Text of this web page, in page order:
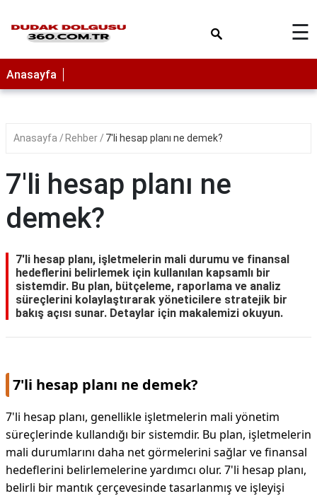
☰
Anasayfa
Anasayfa Rehber 7'li hesap planı ne demek?
7'li hesap planı ne
demek?
7'li hesap planı, işletmelerin mali durumu ve finansal
hedeflerini belirlemek için kullanılan kapsamlı bir
sistemdir. Bu plan, bütçeleme, raporlama ve analiz
süreçlerini kolaylaştırarak yöneticilere stratejik bir
bakış açısı sunar. Detaylar için makalemizi okuyun.
7'li hesap planı ne demek?
7'li hesap planı, genellikle işletmelerin mali yönetim
süreçlerinde kullandığı bir sistemdir. Bu plan, işletmelerin
mali durumlarını daha net görmelerini sağlar ve finansal
hedeflerini belirlemelerine yardımcı olur. 7'li hesap planı,
belirli bir mantık çerçevesinde tasarlanmış ve işleyişi